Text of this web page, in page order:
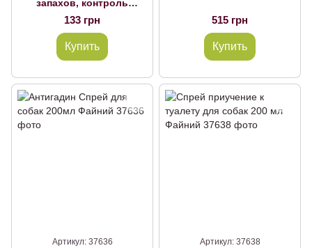
запахов, контроль
повторных меток для
собак 500 мл
133 грн
Купить
515 грн
Купить
Артикул: 37636 Артикул: 37638